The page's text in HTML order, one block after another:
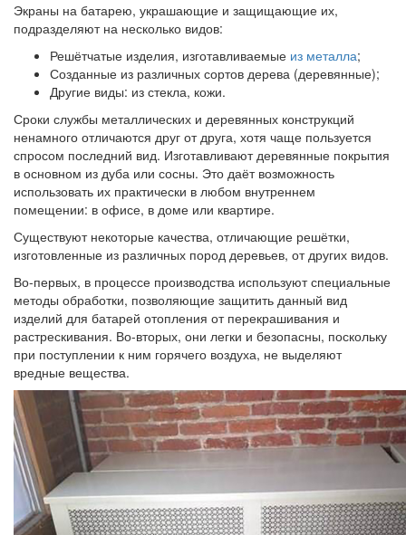
Экраны на батарею, украшающие и защищающие их,
подразделяют на несколько видов:
Решётчатые изделия, изготавливаемые из металла;
Созданные из различных сортов дерева (деревянные);
Другие виды: из стекла, кожи.
Сроки службы металлических и деревянных конструкций
ненамного отличаются друг от друга, хотя чаще пользуется
спросом последний вид. Изготавливают деревянные покрытия
в основном из дуба или сосны. Это даёт возможность
использовать их практически в любом внутреннем
помещении: в офисе, в доме или квартире.
Существуют некоторые качества, отличающие решётки,
изготовленные из различных пород деревьев, от других видов.
Во-первых, в процессе производства используют специальные
методы обработки, позволяющие защитить данный вид
изделий для батарей отопления от перекрашивания и
растрескивания. Во-вторых, они легки и безопасны, поскольку
при поступлении к ним горячего воздуха, не выделяют
вредные вещества.